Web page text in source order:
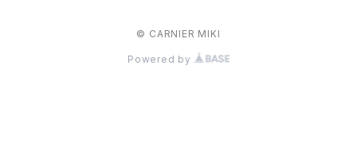
© CARNIER MIKI
Powered by